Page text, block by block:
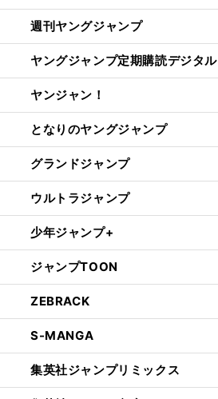
週刊ヤングジャンプ
ヤングジャンプ定期購読デジタル
ヤンジャン！
となりのヤングジャンプ
グランドジャンプ
ウルトラジャンプ
少年ジャンプ+
ジャンプTOON
ZEBRACK
S-MANGA
集英社ジャンプリミックス